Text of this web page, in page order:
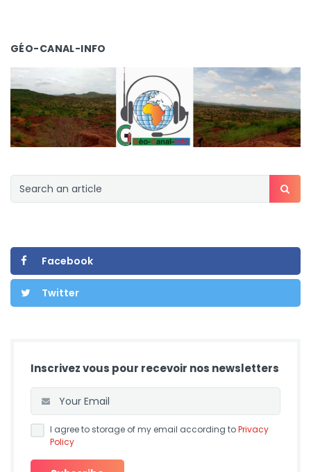
GÉO-CANAL-INFO
Facebook
Twitter
Inscrivez vous pour recevoir nos newsletters
I agree to storage of my email according toPrivacy
Policy